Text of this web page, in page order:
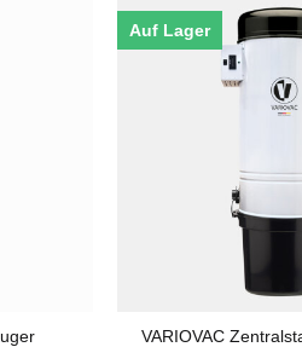
Auf Lager
VARIOVAC